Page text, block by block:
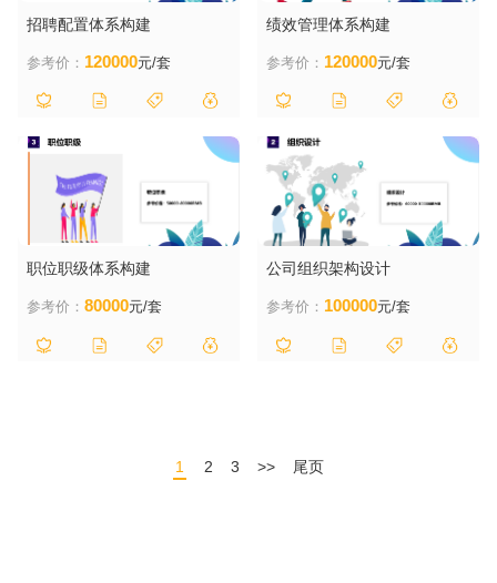
招聘配置体系构建
参考价： 120000元/套
绩效管理体系构建
参考价： 120000元/套
职位职级体系构建
参考价： 80000元/套
公司组织架构设计
参考价： 100000元/套
1 2 3 >> 尾页